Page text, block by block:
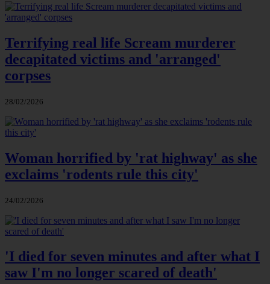
Terrifying real life Scream murderer
decapitated victims and 'arranged'
corpses
28/02/2026
Woman horrified by 'rat highway' as she
exclaims 'rodents rule this city'
24/02/2026
'I died for seven minutes and after what I
saw I'm no longer scared of death'